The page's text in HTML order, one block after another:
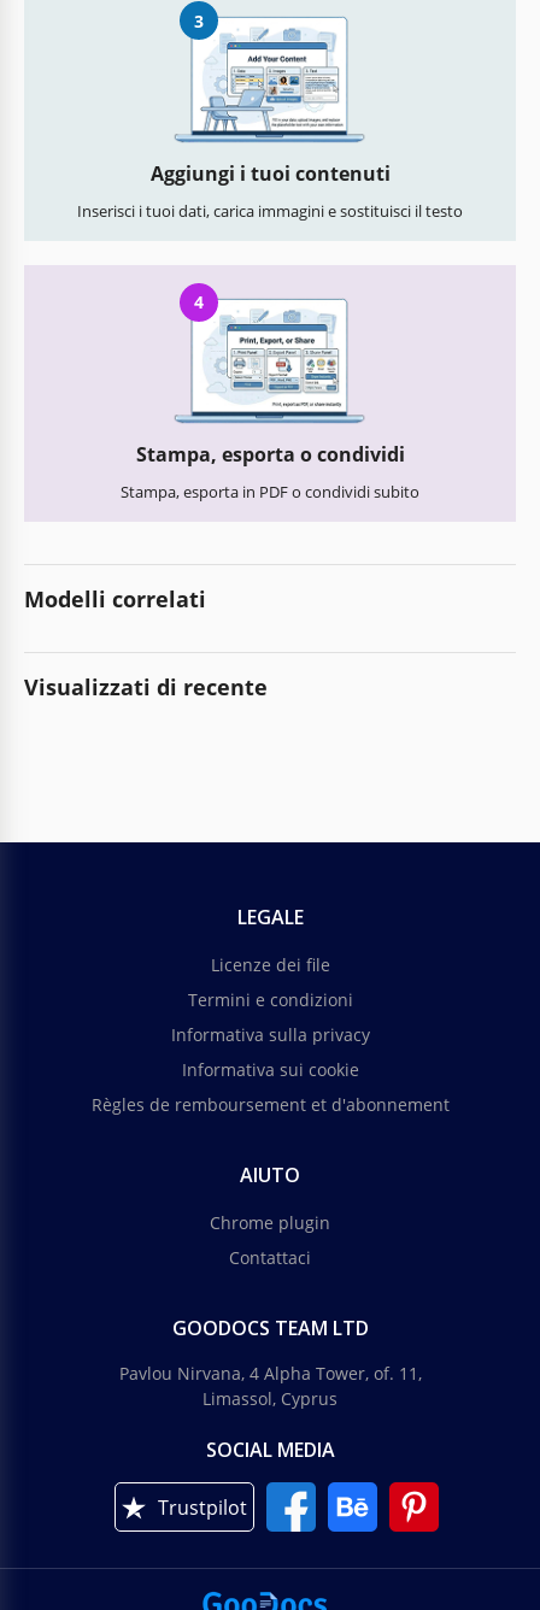
3
Aggiungi i tuoi contenuti
Inserisci i tuoi dati, carica immagini e sostituisci il testo
4
Stampa, esporta o condividi
Stampa, esporta in PDF o condividi subito
Modelli correlati
Visualizzati di recente
LEGALE
Licenze dei file
Termini e condizioni
Informativa sulla privacy
Informativa sui cookie
Règles de remboursement et d'abonnement
AIUTO
Chrome plugin
Contattaci
GOODOCS TEAM LTD
Pavlou Nirvana, 4 Alpha Tower, of. 11,
Limassol, Cyprus
SOCIAL MEDIA
Trustpilot